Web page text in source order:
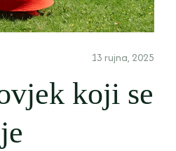
13 rujna, 2025
koji se